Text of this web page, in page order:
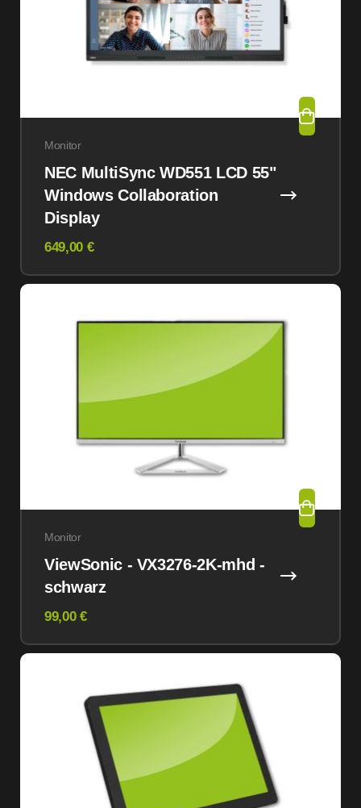
Monitor
NEC MultiSync WD551 LCD 55"
Windows Collaboration
Display
649,00 €
Monitor
ViewSonic - VX3276-2K-mhd -
schwarz
99,00 €